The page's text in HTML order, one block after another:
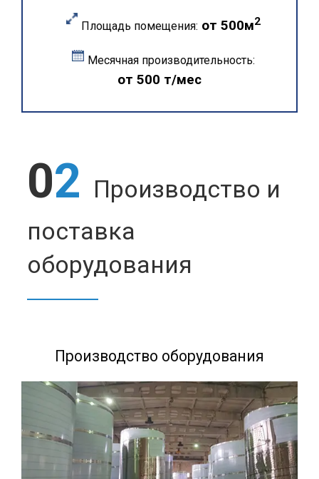
Площадь помещения: от 500м2
Месячная производительность:
от 500 т/мес
02 Производство и
поставка
оборудования
Производство оборудования